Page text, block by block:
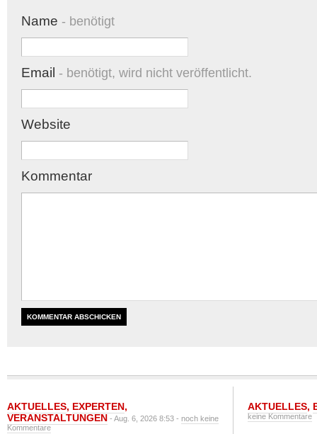
Name - benötigt
Email - benötigt, wird nicht veröffentlicht.
Website
Kommentar
AKTUELLES, EXPERTEN,
VERANSTALTUNGEN - Aug. 6, 2026 8:53 - noch keine
Kommentare
AKTUELLES,
keine Kommentare